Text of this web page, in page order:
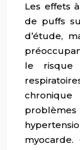
Les effets
de puffs
d’étude,
le risque